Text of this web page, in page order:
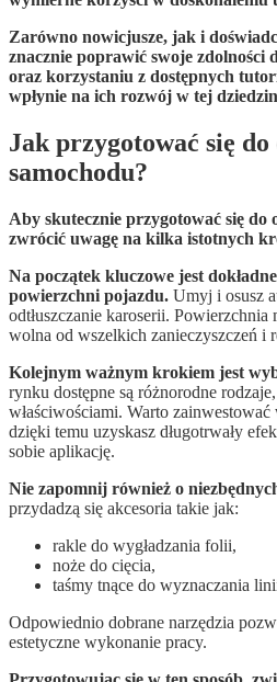
Zarówno nowicjusze, jak i
znacznie poprawić swoje zdolności
oraz korzystaniu z dostępnych
wpłynie na ich rozwój w tej
Jak przygotować się
samochodu?
Aby skutecznie przygotować się
zwrócić uwagę na kilka istotnych
Na początek kluczowe jest
powierzchni pojazdu. Umyj i osusz
odtłuszczanie karoserii. Powierzchnia
wolna od wszelkich zanieczyszczeń i
Kolejnym ważnym krokiem jest
rynku dostępne są różnorodne
właściwościami. Warto
dzięki temu uzyskasz długotrwały
sobie aplikację.
Nie zapomnij również o
przydadzą się akcesoria takie jak:
rakle do wygładzania folii,
noże do cięcia,
taśmy tnące do wyznaczania
Odpowiednio dobrane narzędzia
estetyczne wykonanie pracy.